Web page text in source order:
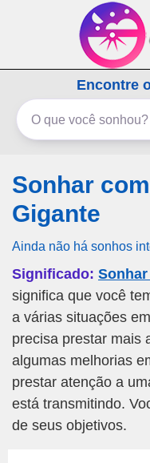
emSonho.com
Os sonhosEncontre
Sonhar
Gigante
Ainda não há sonhos
Significado:
significa que você
a várias situações
precisa prestar mais
algumas melhorias
prestar atenção a
está transmitindo.
de seus objetivos.